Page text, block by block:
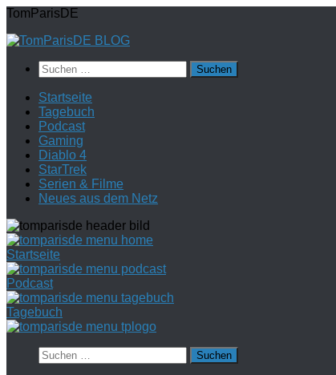
Zum
springen
TomParisDE
Suchen
nach:
Startseite
Tagebuch
Podcast
Gaming
Diablo 4
StarTrek
Serien & Filme
Neues aus dem Netz
Startseite
Podcast
Tagebuch
Suchen
nach: